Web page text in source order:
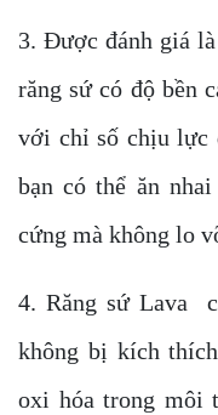
3. Được đánh giá
răng sứ có độ bền
với chỉ số chịu lực
bạn có thể ăn
cứng mà không lo
4. Răng sứ Lava
không bị kích
oxi hóa trong môi